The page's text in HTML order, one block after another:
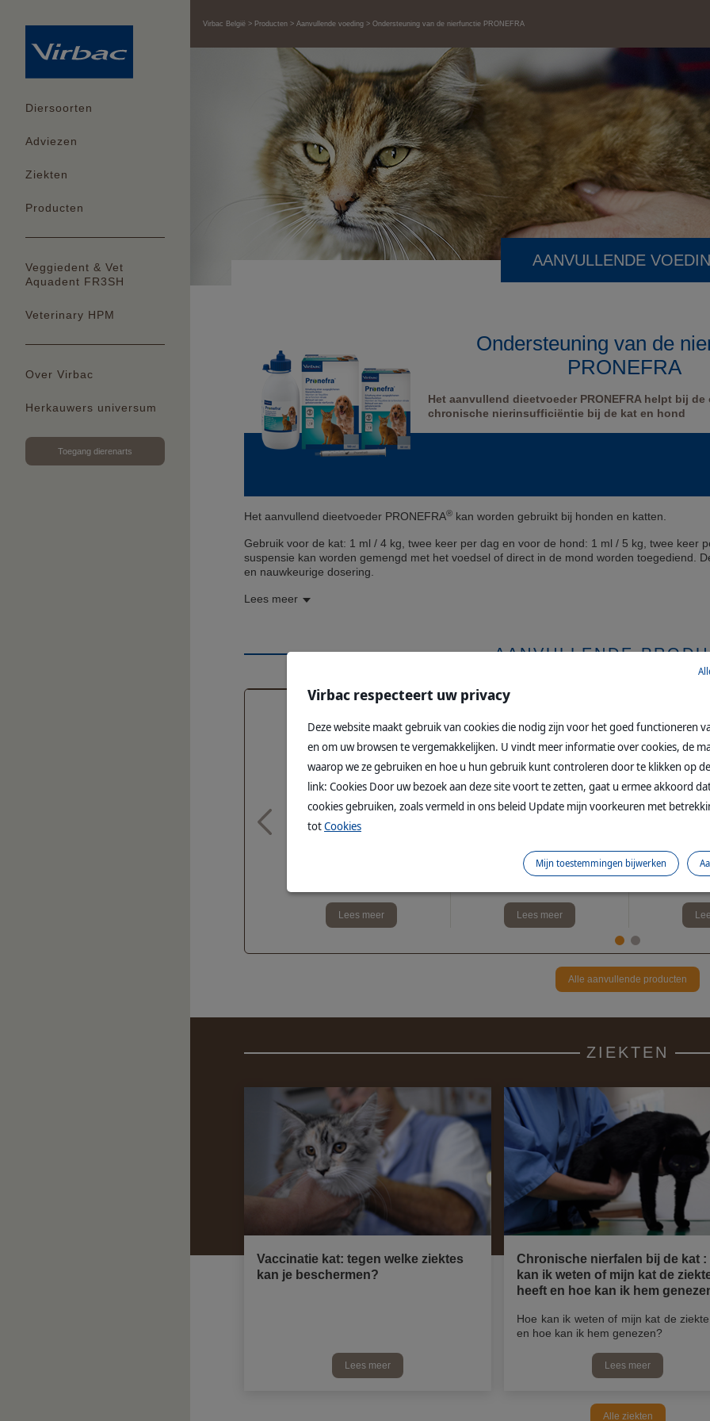
Diersoorten
Adviezen
Ziekten
Producten
Veggiedent & Vet
Aquadent FR3SH
Veterinary HPM
Over Virbac
Herkauwers universum
Toegang dierenarts
Virbac België Producten Aanvullende voeding Ondersteuning van de nierfunctie PRONEFRA
AANVULLENDE
Ondersteuning van de
PRONEFRA
Het aanvullend dieetvoeder PRONEFRA helpt bij
chronische nierinsufficiëntie bij de kat en hond
Het aanvullend dieetvoeder PRONEFRA® kan worden gebruikt bij honden en katten.
Gebruik voor de kat: 1 ml / 4 kg, twee keer per dag en voor de hond: 1 ml / 5 kg, twee keer
suspensie kan worden gemengd met het voedsel of direct in de mond worden toegediend.
en nauwkeurige dosering.
Lees meer
AANVULLENDE
Lees meer
MEGADERM
voedingsupplement voor de
Lees meer
Urinaire
Alle aanvullende producten
ZIEKTEN
Lees meer
Vaccinatie kat: tegen welke ziektes
kan je beschermen?
Lees meer
Chronische nierfalen bij de kat :
kan ik weten of mijn kat de
heeft en hoe kan ik hem
Hoe kan ik weten of mijn kat de
en hoe kan ik hem genezen?
Alle ziekten
Virbac respecteert uw privacy
Deze website maakt gebruik van cookies die nodig zijn voor het goed functioneren
en om uw browsen te vergemakkelijken. U vindt meer informatie over cookies, de
waarop we ze gebruiken en hoe u hun gebruik kunt controleren door te klikken op
link: Cookies Door uw bezoek aan deze site voort te zetten, gaat u ermee akkoord
cookies gebruiken, zoals vermeld in ons beleid Update mijn voorkeuren met
totCookies
Mijn toestemmingen bijwerken